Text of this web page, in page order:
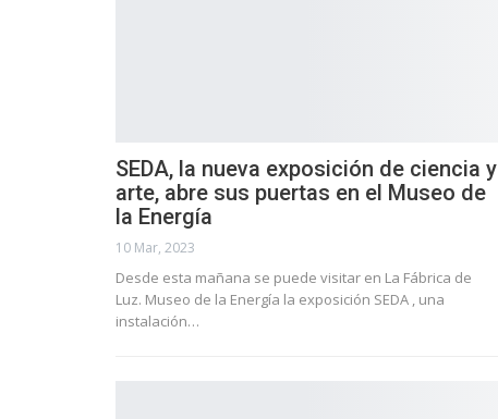
SEDA, la nueva exposición de ciencia y
arte, abre sus puertas en el Museo de
la Energía
10 Mar, 2023
Desde esta mañana se puede visitar en La Fábrica de
Luz. Museo de la Energía la exposición SEDA , una
instalación…